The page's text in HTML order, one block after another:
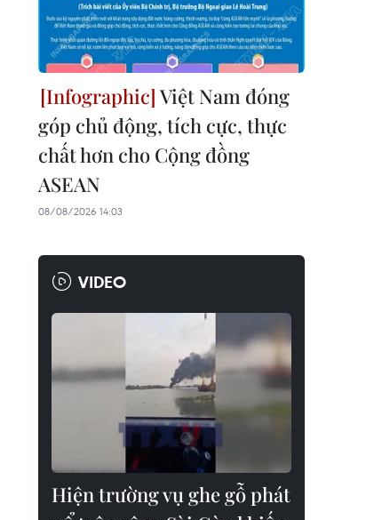
Việt Nam đóng
góp chủ động, tích cực, thực
chất hơn cho Cộng đồng
ASEAN
08/08/2026 14:03
VIDEO
Hiện trường vụ ghe gỗ phát